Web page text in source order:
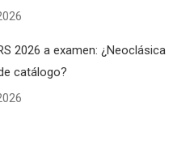
2026 a examen: ¿Neoclásica
catálogo?